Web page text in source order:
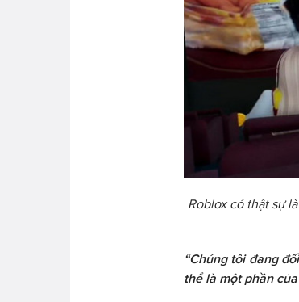
Roblox có thật sự
“Chúng tôi đang
thể là một phần